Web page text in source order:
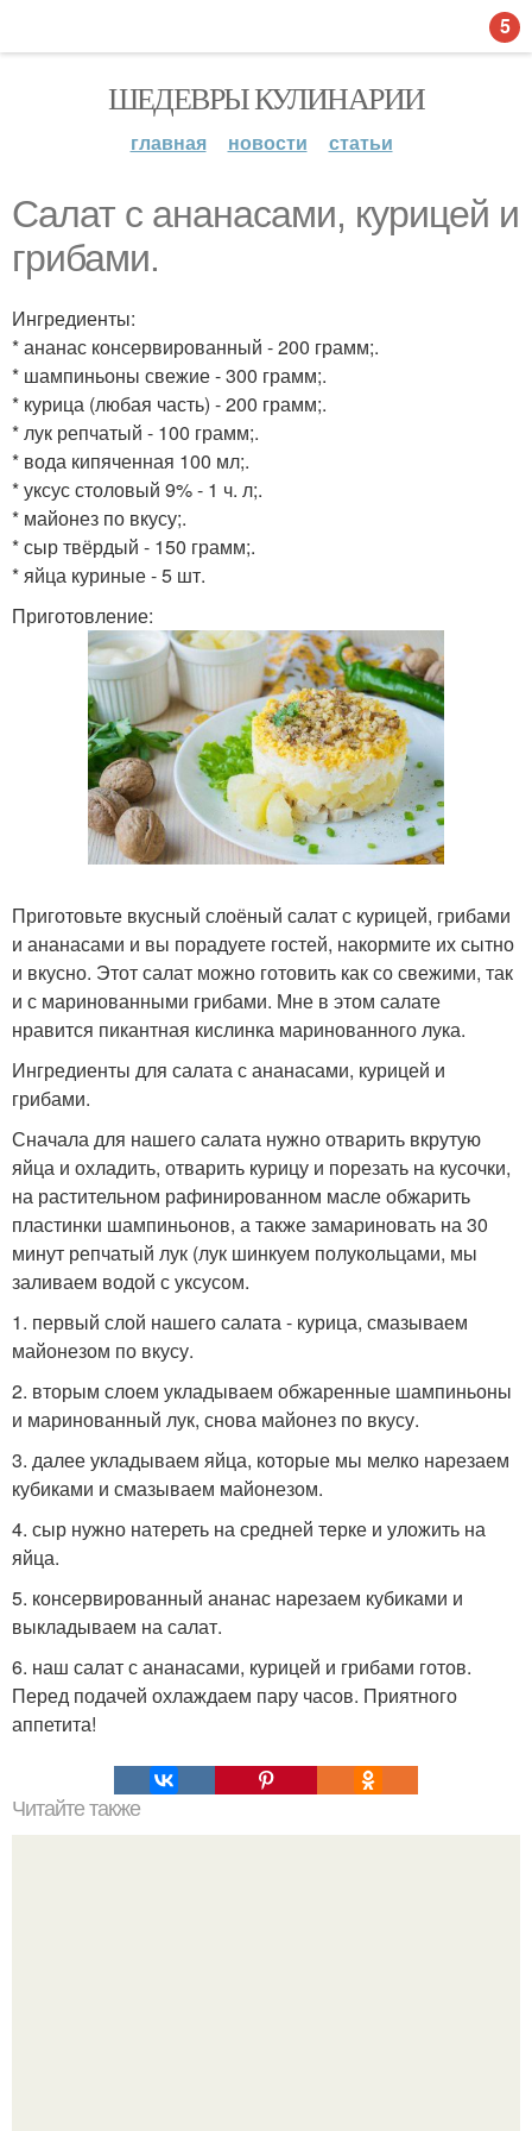
ШЕДЕВРЫ КУЛИНАРИИ
главная новости статьи
Салат с ананасами, курицей и
грибами.
Ингредиенты:
* ананас консервированный - 200 грамм;.
* шампиньоны свежие - 300 грамм;.
* курица (любая часть) - 200 грамм;.
* лук репчатый - 100 грамм;.
* вода кипяченная 100 мл;.
* уксус столовый 9% - 1 ч. л;.
* майонез по вкусу;.
* сыр твёрдый - 150 грамм;.
* яйца куриные - 5 шт.
Приготовление:
Приготовьте вкусный слоёный салат с курицей, грибами
и ананасами и вы порадуете гостей, накормите их сытно
и вкусно. Этот салат можно готовить как со свежими, так
и с маринованными грибами. Мне в этом салате
нравится пикантная кислинка маринованного лука.
Ингредиенты для салата с ананасами, курицей и
грибами.
Сначала для нашего салата нужно отварить вкрутую
яйца и охладить, отварить курицу и порезать на кусочки,
на растительном рафинированном масле обжарить
пластинки шампиньонов, а также замариновать на 30
минут репчатый лук (лук шинкуем полукольцами, мы
заливаем водой с уксусом.
1. первый слой нашего салата - курица, смазываем
майонезом по вкусу.
2. вторым слоем укладываем обжаренные шампиньоны
и маринованный лук, снова майонез по вкусу.
3. далее укладываем яйца, которые мы мелко нарезаем
кубиками и смазываем майонезом.
4. сыр нужно натереть на средней терке и уложить на
яйца.
5. консервированный ананас нарезаем кубиками и
выкладываем на салат.
6. наш салат с ананасами, курицей и грибами готов.
Перед подачей охлаждаем пару часов. Приятного
аппетита!
Читайте также
5